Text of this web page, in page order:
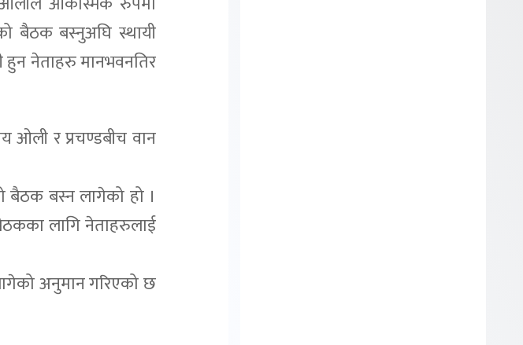
बैठक बस्नुअघि स्थायी
नेताहरु मानभवनतिर
ओली र प्रचण्डबीच वान
बैठक बस्न लागेको हो ।
लागि नेताहरुलाई
अनुमान गरिएको छ